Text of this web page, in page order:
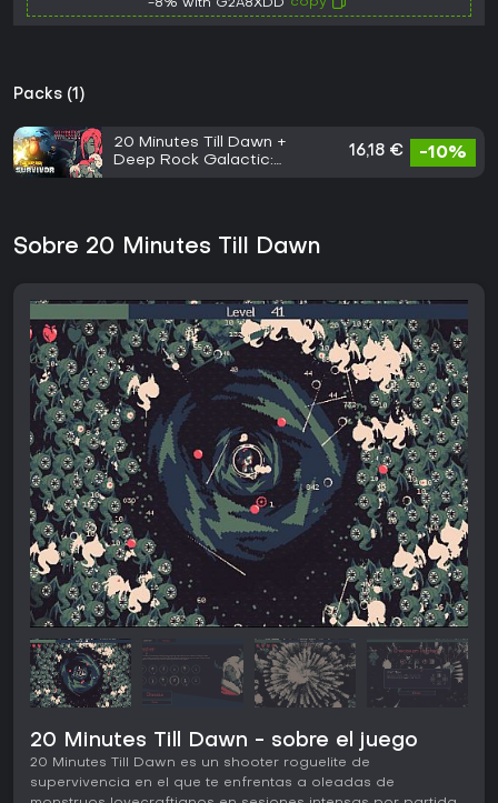
-8% with G2A8XDD
Packs (1)
20 Minutes Till Dawn +
Deep Rock Galactic:
16,18 € -10%
Sobre 20 Minutes Till Dawn
20 Minutes Till Dawn - sobre el juego
20 Minutes Till Dawn es un shooter roguelite de
supervivencia en el que te enfrentas a oleadas de